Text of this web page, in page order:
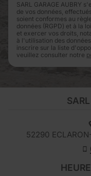
SARL GARAGE AUBRY
de vos données,
soient conformes au
données (RGPD) et à la
et exercer vos droits,
à l'utilisation des
inscrire sur la liste
veuillez consulter notre
52290